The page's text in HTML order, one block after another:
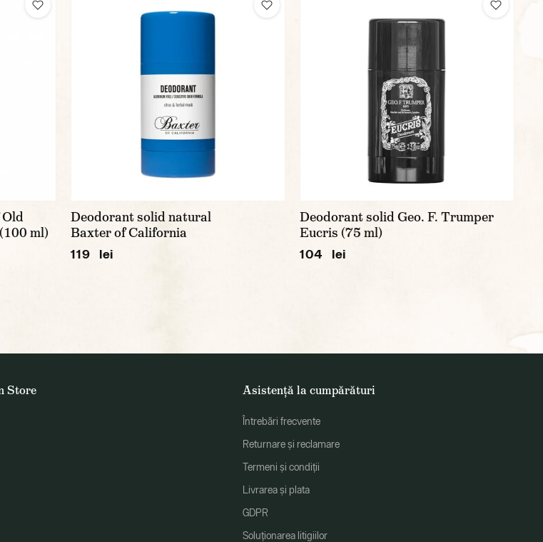
ml)
Deodorant solid natural
Baxter of California
119 lei
Deodorant solid Geo. F. Trumper
Eucris (75 ml)
104 lei
Store Asistență la cumpărături
Întrebări frecvente
Returnare și reclamare
Termeni și condiții
Livrarea și plata
GDPR
Soluționarea litigiilor